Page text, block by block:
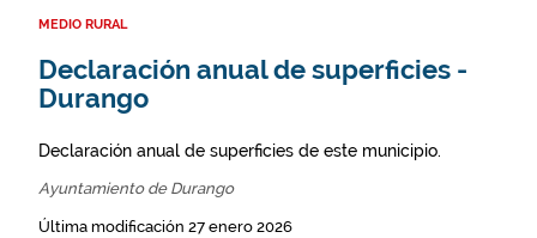
MEDIO RURAL
Declaración anual de superficies -
Durango
Declaración anual de superficies de este municipio.
Ayuntamiento de Durango
Última modificación 27 enero 2026